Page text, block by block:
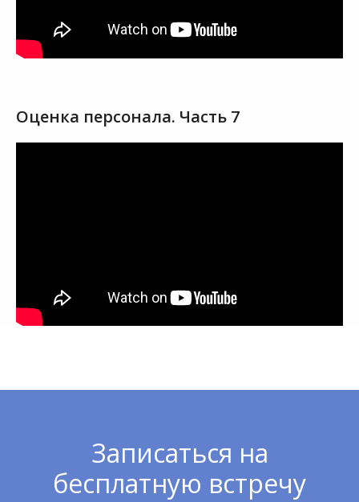
Оценка персонала. Часть 7
Записаться на
бесплатную встречу